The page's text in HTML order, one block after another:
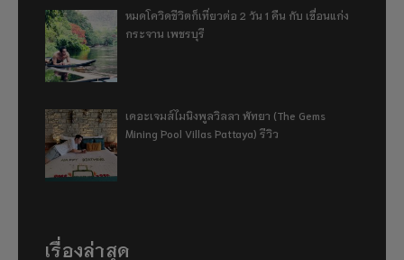
หมดโควิดชีวิตก็เที่ยวต่อ 2 วัน 1 คืน กับ เขื่อนแก่ง
กระจาน เพชรบุรี
เดอะเจมส์ไมนิงพูลวิลลา พัทยา (The Gems
Mining Pool Villas Pattaya) รีวิว
เรื่องล่าสุด